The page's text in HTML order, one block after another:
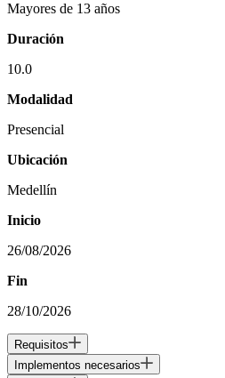
Mayores de 13 años
Duración
10.0
Modalidad
Presencial
Ubicación
Medellín
Inicio
26/08/2026
Fin
28/10/2026
Requisitos
Implementos necesarios